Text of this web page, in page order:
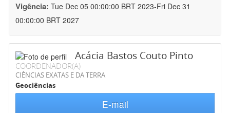
Vigência: Tue Dec 05 00:00:00 BRT 2023-Fri Dec 31
00:00:00 BRT 2027
Acácia Bastos Couto Pinto
COORDENADOR(A)
CIÊNCIAS EXATAS E DA TERRA
Geociências
E-mail